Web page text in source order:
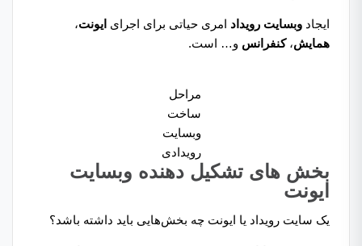
ایجاد وبسایت رویداد امری حیاتی برای اجرای ایونت،
همایش،کنفرانس و… است.
مراحل
ساخت
وبسایت
رویدادی
بخش های تشکیل دهنده وبسایت
ایونت
یک سایت رویداد یا ایونت چه بخش‌هایی باید داشته باشد؟